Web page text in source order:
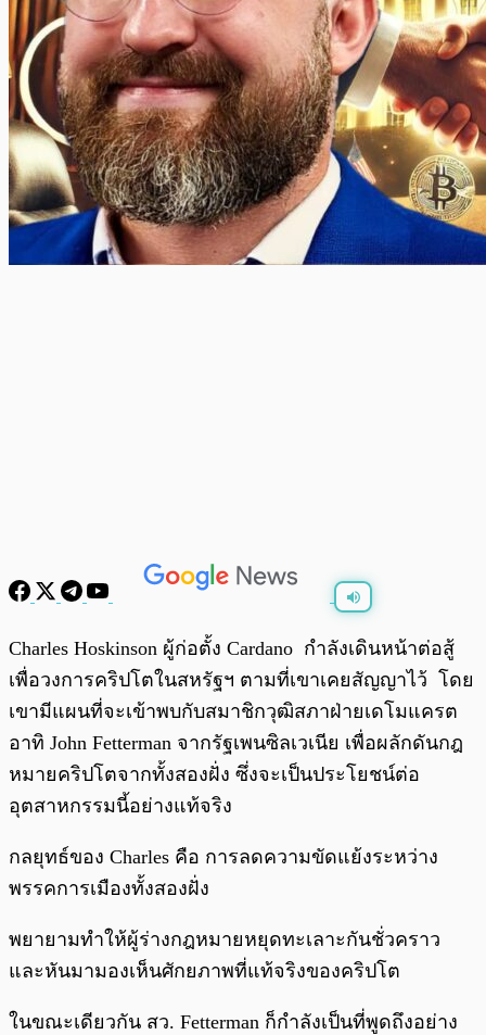
/ 0:00
Charles Hoskinson ผู้ก่อตั้ง Cardano กำลังเดินหน้าต่อสู้
เพื่อวงการคริปโตในสหรัฐฯ ตามที่เขาเคยสัญญาไว้ โดย
เขามีแผนที่จะเข้าพบกับสมาชิกวุฒิสภาฝ่ายเดโมแครต
อาทิ John Fetterman จากรัฐเพนซิลเวเนีย เพื่อผลักดันกฎ
หมายคริปโตจากทั้งสองฝั่ง ซึ่งจะเป็นประโยชน์ต่อ
อุตสาหกรรมนี้อย่างแท้จริง
กลยุทธ์ของ Charles คือ การลดความขัดแย้งระหว่าง
พรรคการเมืองทั้งสองฝั่ง
พยายามทำให้ผู้ร่างกฎหมายหยุดทะเลาะกันชั่วคราว
และหันมามองเห็นศักยภาพที่แท้จริงของคริปโต
ในขณะเดียวกัน สว. Fetterman ก็กำลังเป็นที่พูดถึงอย่าง